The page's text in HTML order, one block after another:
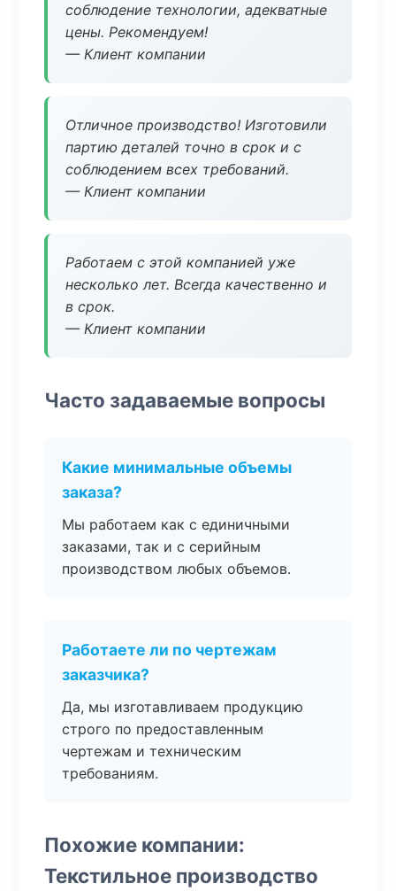
соблюдение технологии, адекватные
цены. Рекомендуем!
— Клиент компании
Отличное производство! Изготовили
партию деталей точно в срок и с
соблюдением всех требований.
— Клиент компании
Работаем с этой компанией уже
несколько лет. Всегда качественно и
в срок.
— Клиент компании
Часто задаваемые вопросы
Какие минимальные объемы
заказа?
Мы работаем как с единичными
заказами, так и с серийным
производством любых объемов.
Работаете ли по чертежам
заказчика?
Да, мы изготавливаем продукцию
строго по предоставленным
чертежам и техническим
требованиям.
Похожие компании:
Текстильное производство